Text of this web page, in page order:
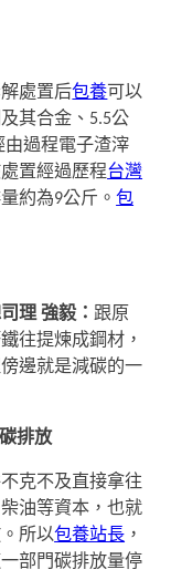
處置后包養可以
其合金、5.5公
由過程電子渣滓
置經過歷程台灣
約為9公斤。包
理 強毅： 跟原
往提煉成鋼材，
邊就是減碳的一
排放
克不及直接拿往
油等資本，也就
所以包養站長 ，
部門碳排放量停